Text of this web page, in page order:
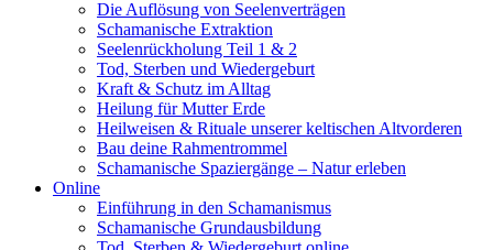
Die Auflösung von Seelenverträgen
Schamanische Extraktion
Seelenrückholung Teil 1 & 2
Tod, Sterben und Wiedergeburt
Kraft & Schutz im Alltag
Heilung für Mutter Erde
Heilweisen & Rituale unserer keltischen Altvorderen
Bau deine Rahmentrommel
Schamanische Spaziergänge – Natur erleben
Online
Einführung in den Schamanismus
Schamanische Grundausbildung